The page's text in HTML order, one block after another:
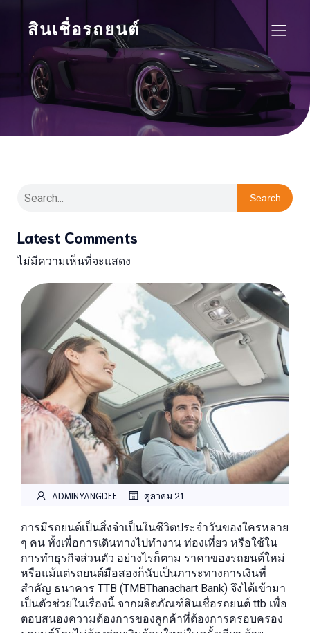
สินเชื่อรถยนต์
Search
Latest Comments
ไม่มีความเห็นที่จะแสดง
ADMINYANGDEE | ตุลาคม 21
การมีรถยนต์เป็นสิ่งจำเป็นในชีวิตประจำวันของใครหลาย
ๆ คน ทั้งเพื่อการเดินทางไปทำงาน ท่องเที่ยว หรือใช้ใน
การทำธุรกิจส่วนตัว อย่างไรก็ตาม ราคาของรถยนต์ใหม่
หรือแม้แต่รถยนต์มือสองก็นับเป็นภาระทางการเงินที่
สำคัญ ธนาคาร TTB (TMBThanachart Bank) จึงได้เข้ามา
เป็นตัวช่วยในเรื่องนี้ จากผลิตภัณฑ์สินเชื่อรถยนต์ ttb เพื่อ
ตอบสนองความต้องการของลูกค้าที่ต้องการครอบครอง